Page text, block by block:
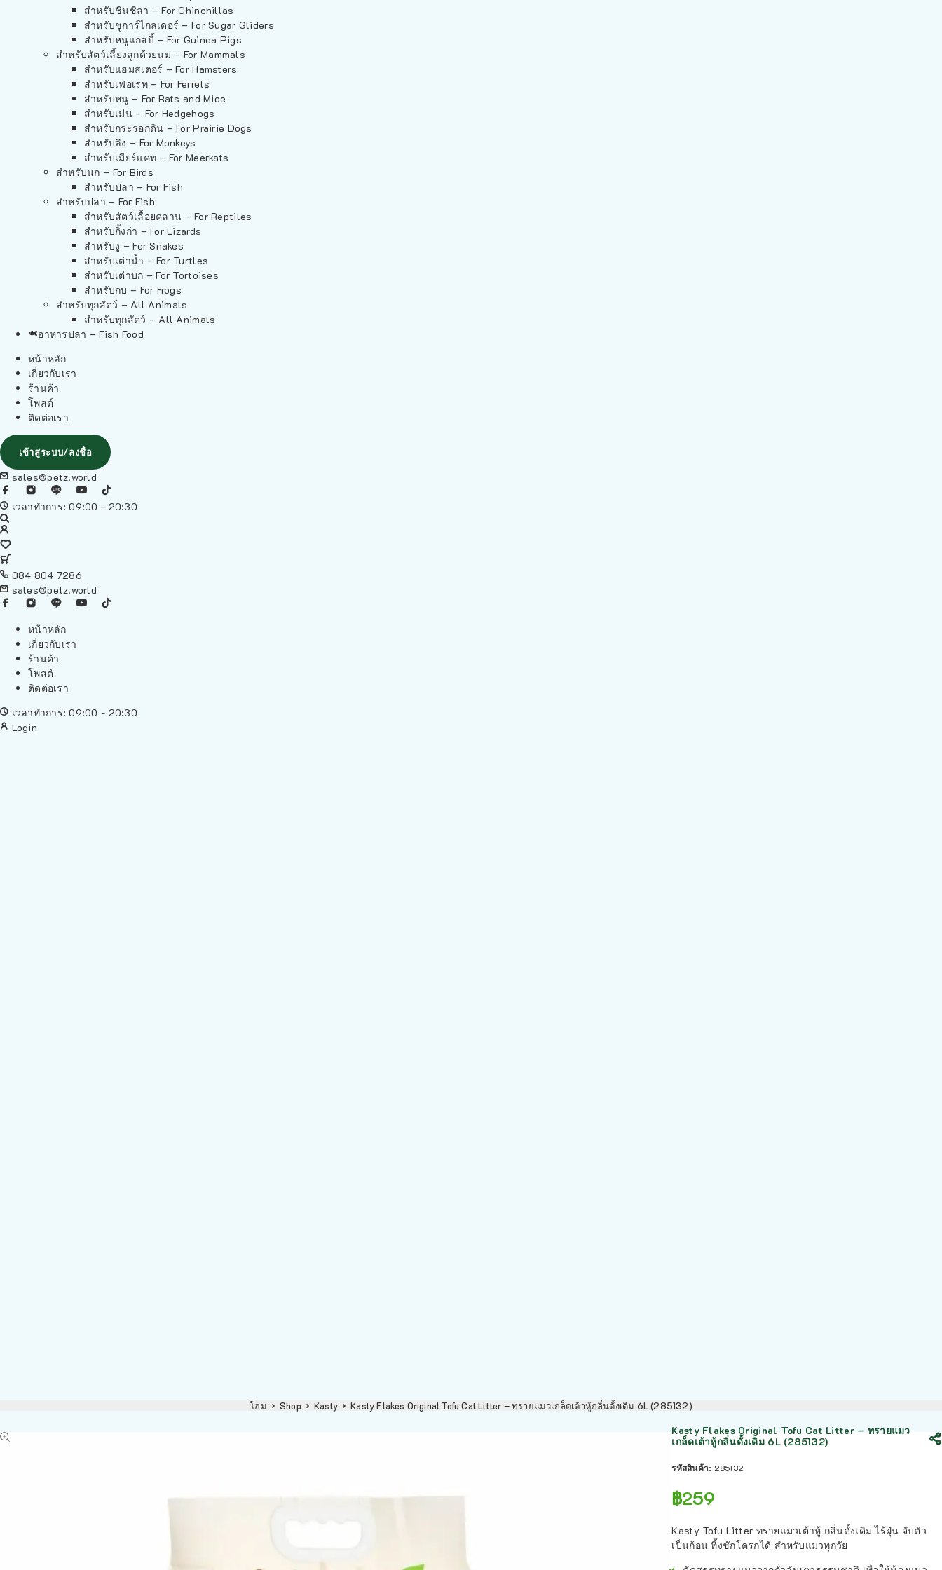
สำหรับชินชิล่า – For Chinchillas
สำหรับชูการ์ไกลเดอร์ – For Sugar Gliders
สำหรับหนูแกสบี้ – For Guinea Pigs
สำหรับสัตว์เลี้ยงลูกด้วยนม – For Mammals
สำหรับแฮมสเตอร์ – For Hamsters
สำหรับเฟอเรท – For Ferrets
สำหรับหนู – For Rats and Mice
สำหรับเม่น – For Hedgehogs
สำหรับกระรอกดิน – For Prairie Dogs
สำหรับลิง – For Monkeys
สำหรับเมียร์แคท – For Meerkats
สำหรับนก – For Birds
สำหรับปลา – For Fish
สำหรับปลา – For Fish
สำหรับสัตว์เลื้อยคลาน – For Reptiles
สำหรับกิ้งก่า – For Lizards
สำหรับงู – For Snakes
สำหรับเต่าน้ำ – For Turtles
สำหรับเต่าบก – For Tortoises
สำหรับกบ – For Frogs
สำหรับทุกสัตว์ – All Animals
สำหรับทุกสัตว์ – All Animals
อาหารปลา – Fish Food
หน้าหลัก
เกี่ยวกับเรา
ร้านค้า
โพสต์
ติดต่อเรา
เข้าสู่ระบบ/ลงชื่อ
sales@petz.world
เวลาทำการ: 09:00 - 20:30
084 804 7286
sales@petz.world
หน้าหลัก
เกี่ยวกับเรา
ร้านค้า
โพสต์
ติดต่อเรา
เวลาทำการ: 09:00 - 20:30
Login
โฮม Shop Kasty Kasty Flakes Original Tofu Cat Litter – ทรายแมวเกล็ดเต้าหู้กลิ่นดั้งเดิม 6L (285132)
Kasty Flakes Original Tofu Cat Litter – ทรายแมว
เกล็ดเต้าหู้กลิ่นดั้งเดิม 6L (285132)
รหัสสินค้า: 285132
฿259
Kasty Tofu Litter ทรายแมวเต้าหู้ กลิ่นดั้งเดิม ไร้ฝุ่น จับตัว
เป็นก้อน ทิ้งชักโครกได้ สำหรับแมวทุกวัย